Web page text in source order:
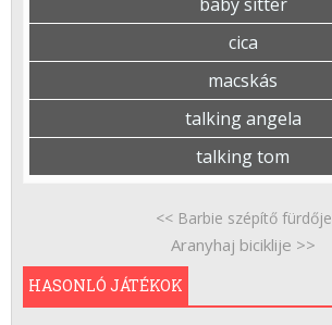
baby sitter
cica
macskás
talking angela
talking tom
<< Barbie szépítő fürdője
Aranyhaj biciklije >>
HASONLÓ JÁTÉKOK